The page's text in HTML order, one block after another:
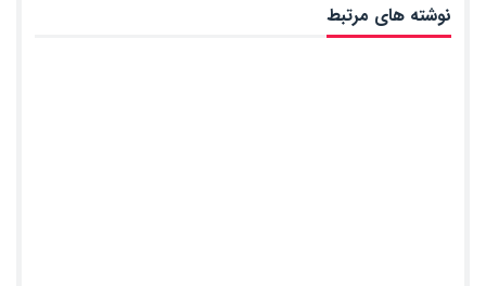
نوشته های مرتبط